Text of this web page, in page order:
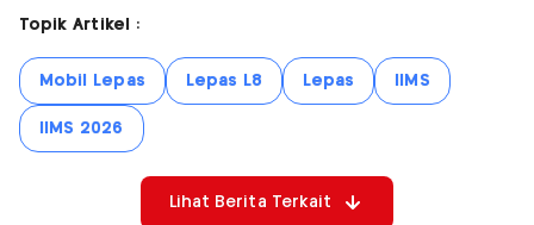
Topik Artikel :
Mobil Lepas Lepas L8 Lepas IIMS
IIMS 2026
Lihat Berita Terkait